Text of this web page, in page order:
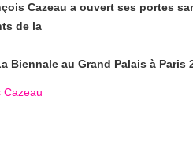
Cazeau a ouvert ses portes
de la
Biennale au Grand Palais à Paris
Cazeau